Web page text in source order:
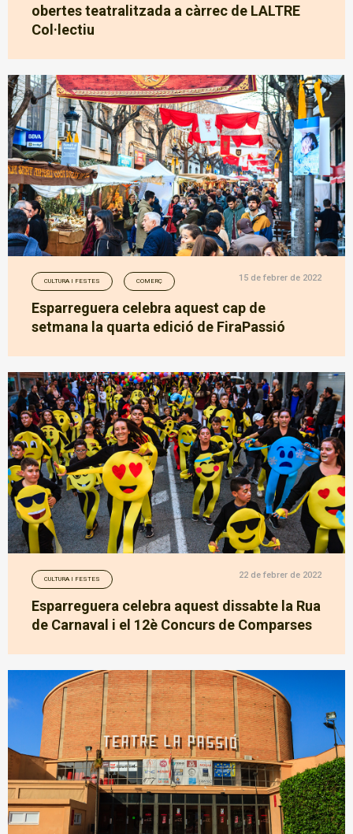
obertes teatralitzada a càrrec de LALTRE
Col·lectiu
CULTURA I FESTES COMERÇ 15 de febrer de 2022
Esparreguera celebra aquest cap de
setmana la quarta edició de FiraPassió
CULTURA I FESTES 22 de febrer de 2022
Esparreguera celebra aquest dissabte la Rua
de Carnaval i el 12è Concurs de Comparses